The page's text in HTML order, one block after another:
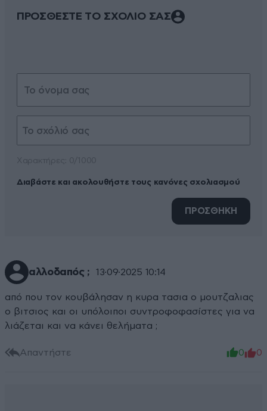
ΠΡΟΣΘΕΣΤΕ ΤΟ ΣΧΟΛΙΟ ΣΑΣ
Διαβάστε και ακολουθήστε τους κανόνες σχολιασμού
ΠΡΟΣΘΗΚΗ
αλλοδαπός ; 13·09·2025 10:14
από που τον κουβάλησαν η κυρα τασια ο μουτζαλιας
ο βιτσιος και οι υπόλοιποι συντροφοφασίστες για να
λιάζεται και να κάνει θελήματα ;
Απαντήστε 0 0